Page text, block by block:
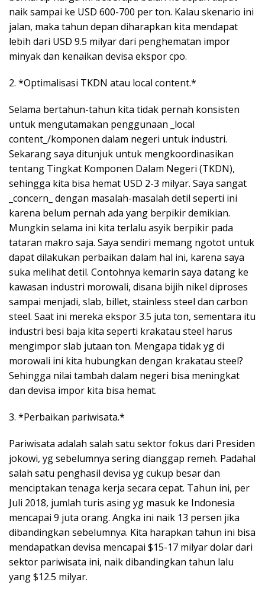
naik sampai ke USD 600-700 per ton. Kalau skenario ini
jalan, maka tahun depan diharapkan kita mendapat
lebih dari USD 9.5 milyar dari penghematan impor
minyak dan kenaikan devisa ekspor cpo.
2. *Optimalisasi TKDN atau local content.*
Selama bertahun-tahun kita tidak pernah konsisten
untuk mengutamakan penggunaan _local
content_/komponen dalam negeri untuk industri.
Sekarang saya ditunjuk untuk mengkoordinasikan
tentang Tingkat Komponen Dalam Negeri (TKDN),
sehingga kita bisa hemat USD 2-3 milyar. Saya sangat
_concern_ dengan masalah-masalah detil seperti ini
karena belum pernah ada yang berpikir demikian.
Mungkin selama ini kita terlalu asyik berpikir pada
tataran makro saja. Saya sendiri memang ngotot untuk
dapat dilakukan perbaikan dalam hal ini, karena saya
suka melihat detil. Contohnya kemarin saya datang ke
kawasan industri morowali, disana bijih nikel diproses
sampai menjadi, slab, billet, stainless steel dan carbon
steel. Saat ini mereka ekspor 3.5 juta ton, sementara itu
industri besi baja kita seperti krakatau steel harus
mengimpor slab jutaan ton. Mengapa tidak yg di
morowali ini kita hubungkan dengan krakatau steel?
Sehingga nilai tambah dalam negeri bisa meningkat
dan devisa impor kita bisa hemat.
3. *Perbaikan pariwisata.*
Pariwisata adalah salah satu sektor fokus dari Presiden
jokowi, yg sebelumnya sering dianggap remeh. Padahal
salah satu penghasil devisa yg cukup besar dan
menciptakan tenaga kerja secara cepat. Tahun ini, per
Juli 2018, jumlah turis asing yg masuk ke Indonesia
mencapai 9 juta orang. Angka ini naik 13 persen jika
dibandingkan sebelumnya. Kita harapkan tahun ini bisa
mendapatkan devisa mencapai $15-17 milyar dolar dari
sektor pariwisata ini, naik dibandingkan tahun lalu
yang $12.5 milyar.